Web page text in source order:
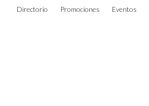
Directorio Promociones Eventos